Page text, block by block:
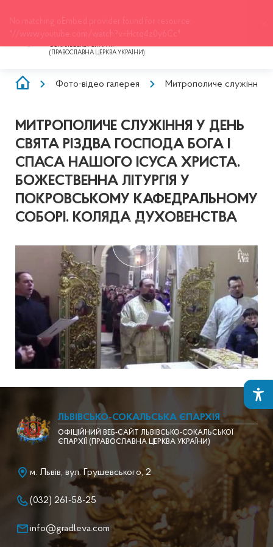
ЛЬВІВСЬКО-СОКАЛЬСЬКА
ЄПАРХІЯ
СОКАЛЬСЬКОЇ ЄПАРХІЇ
(ПРАВОСЛАВНА ЦЕРКВА УКРАЇНИ)
РЯДОКФото-відео галерея Митрополиче служіння у
МИТРОПОЛИЧЕ СЛУЖІННЯ У ДЕНЬ
СВЯТА РІЗДВА ГОСПОДА БОГА І
СПАСА НАШОГО ІСУСА ХРИСТА.
БОЖЕСТВЕННА ЛІТУРГІЯ У
ПОКРОВСЬКОМУ КАФЕДРАЛЬНОМУ
СОБОРІ. КОЛЯДА ДУХОВЕНСТВА
ЛЬВІВСЬКО-СОКАЛЬСЬКА ЄПАРХІЯ
ОФІЦІЙНИЙ ВЕБ-САЙТ ЛЬВІВСЬКО-СОКАЛЬСЬКОЇ
ЄПАРХІЇ (ПРАВОСЛАВНА ЦЕРКВА УКРАЇНИ)
м. Львів, вул. Грушевського, 2
(032) 261-58-25
info@gradleva.com